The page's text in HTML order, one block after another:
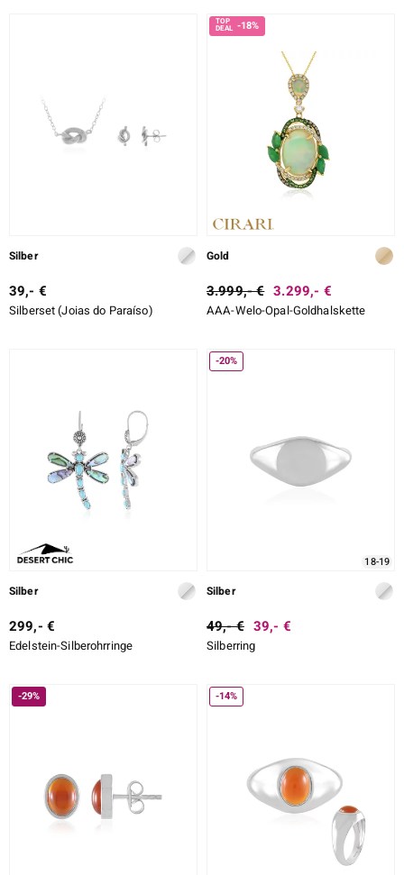
Silber
39,- €
Silberset (Joias do Paraíso)
-18%
Gold
3.999,- € 3.299,- €
AAA-Welo-Opal-Goldhalskette
Silber
299,- €
Edelstein-Silberohrringe
-20%
18-19
Silber
49,- € 39,- €
Silberring
-29% -14%